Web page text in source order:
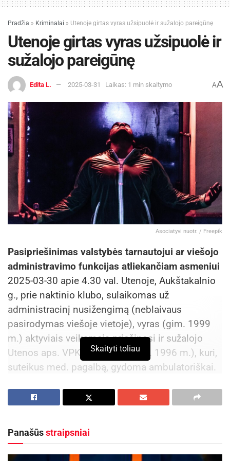
Pradžia » Kriminalai » Utenoje girtas vyras užsipuolė ir sužalojo pareigūnę
Utenoje girtas vyras užsipuolė ir
sužalojo pareigūnę
Edita L. 2025-03-31 Laikas: 1 min skaitymo AA
Asociatyvi nuotr. / Freepik
Pasipriešinimas valstybės tarnautojui ar viešojo
administravimo funkcijas atliekančiam asmeniui
2025-03-30 apie 4.30 val. Utenoje, Aukštakalnio
g., prie naktinio klubo, sulaikomas už
administracinį nusižengimą (neblaivaus
pasirodymas viešoje vietoje), vyras (gim. 1999
m.) aktyviais veiksmais priešinosi ir sužalojo
Utenos aps. VPK pareigūnę (gim. 1996 m.), kuri,
suteikus med. pagalbą, gydoma ambulatoriškai.
neblaivumas) uždarytas į areštinę. Pradėtas
Fizinio skausmo sukėlimas
Skaityti toliau
Panašūsstraipsniai